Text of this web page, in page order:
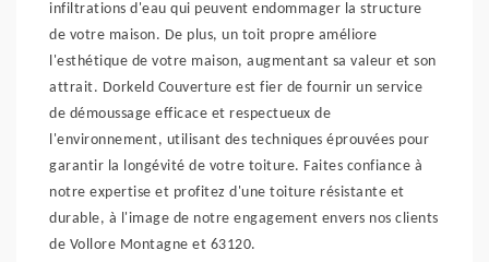
infiltrations d'eau qui peuvent endommager la structure
de votre maison. De plus, un toit propre améliore
l'esthétique de votre maison, augmentant sa valeur et son
attrait. Dorkeld Couverture est fier de fournir un service
de démoussage efficace et respectueux de
l'environnement, utilisant des techniques éprouvées pour
garantir la longévité de votre toiture. Faites confiance à
notre expertise et profitez d'une toiture résistante et
durable, à l'image de notre engagement envers nos clients
de Vollore Montagne et 63120.